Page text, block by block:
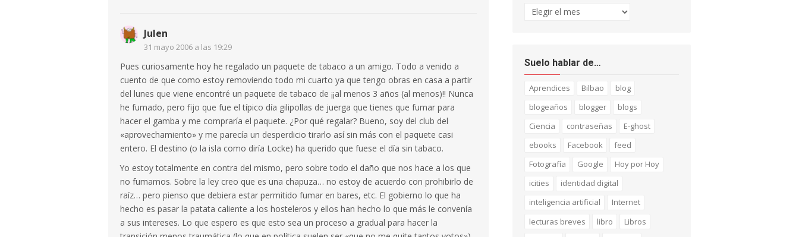
Julen
31 mayo 2006 a las 19:29
Pues curiosamente hoy he regalado un paquete de tabaco a un amigo. Todo a venido a
cuento de que como estoy removiendo todo mi cuarto ya que tengo obras en casa a partir
del lunes que viene encontré un paquete de tabaco de ¡¡al menos 3 años (al menos)!! Nunca
he fumado, pero fijo que fue el típico día gilipollas de juerga que tienes que fumar para
hacer el gamba y me compraría el paquete. ¿Por qué regalar? Bueno, soy del club del
«aprovechamiento» y me parecía un desperdicio tirarlo así sin más con el paquete casi
entero. El destino (o la isla como diría Locke) ha querido que fuese el día sin tabaco.
Yo estoy totalmente en contra del mismo, pero sobre todo el daño que nos hace a los que
no fumamos. Sobre la ley creo que es una chapuza… no estoy de acuerdo con prohibirlo de
raíz… pero pienso que debiera estar permitido fumar en bares, etc. El gobierno lo que ha
hecho es pasar la patata caliente a los hosteleros y ellos han hecho lo que más le convenía
a sus intereses. Lo que espero es que esto sea un proceso a gradual para hacer la
Archivo
Suelo hablar de…
Aprendices Bilbao
blog
blogeaños
blogger
blogs
Ciencia
contraseñas
E-ghost
ebooks
Facebook
feed
Fotografía
Google
Hoy por Hoy
icities
identidad digital
inteligencia artificial
Internet
lecturas breves
libro
Libros